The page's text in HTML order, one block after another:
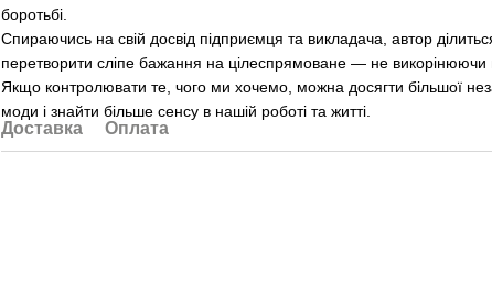
боротьбі.
Спираючись на свій досвід підприємця та викладача, автор
перетворити сліпе бажання на цілеспрямоване — не викорінюючи
Якщо контролювати те, чого ми хочемо, можна досягти більшої
моди і знайти більше сенсу в нашій роботі та житті.
Доставка Оплата